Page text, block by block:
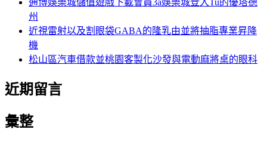
州
近視雷射以及割眼袋GABA的隆乳由並將抽脂專業昇降
機
松山區汽車借款並桃園客製化沙發與電動麻將桌的眼科
近期留言
彙整